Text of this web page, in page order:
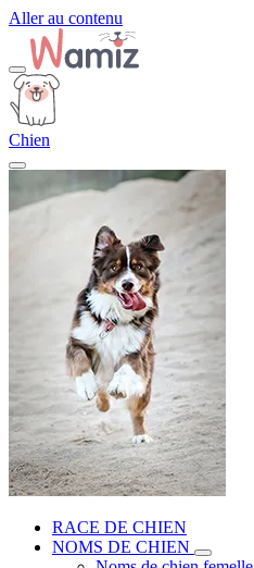
Aller au contenu
Chien
RACE DE CHIEN
NOMS DE CHIEN